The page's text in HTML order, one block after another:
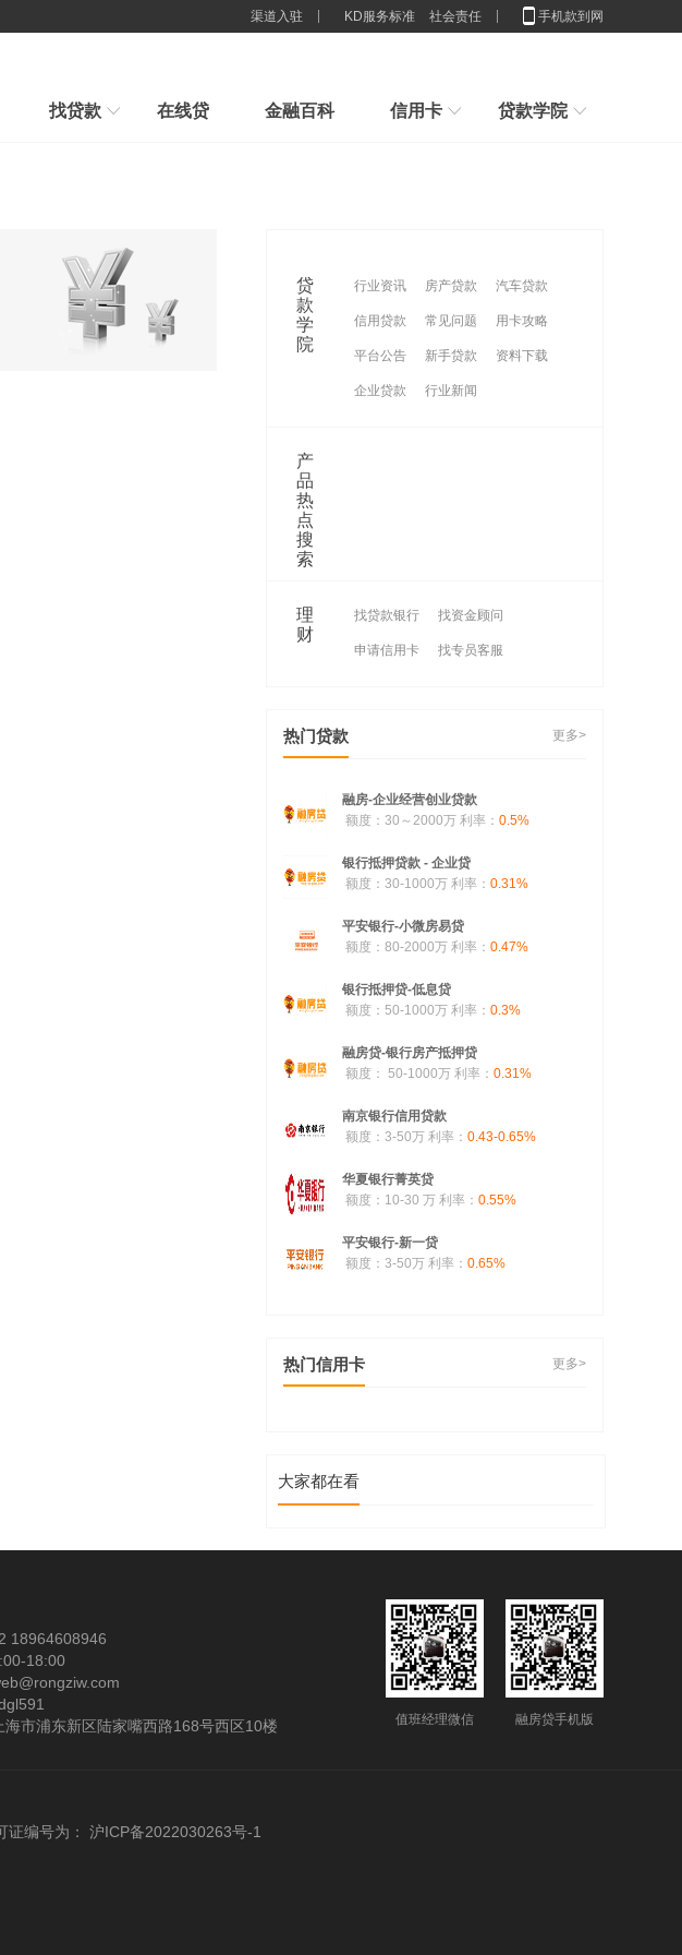
渠道入驻 KD服务标准 社会责任 手机款到网
找贷款
帮我推荐
贷”申请要求
兴业银行个人消费贷款“兴闪
闪贷”申请要求
在线贷 金融百科 信用卡 贷款学院
刚接触贷款要怎么样计算贷款利息
谈一谈这些群体不适合办理消费贷款
贷
款
学
院
行业资讯 房产贷款 汽车贷款
信用贷款 常见问题 用卡攻略
平台公告 新手贷款 资料下载
企业贷款 行业新闻
产
品
热
点
搜
索
理
财
找贷款银行 找资金顾问
申请信用卡 找专员客服
热门贷款 更多>
融房-企业经营创业贷款
额度：30～2000万 利率： 0.5%
银行抵押贷款 - 企业贷
额度：30-1000万 利率： 0.31%
平安银行-小微房易贷
额度：80-2000万 利率： 0.47%
银行抵押贷-低息贷
额度：50-1000万 利率： 0.3%
融房贷-银行房产抵押贷
额度： 50-1000万 利率： 0.31%
南京银行信用贷款
额度：3-50万 利率： 0.43-0.65%
华夏银行菁英贷
额度：10-30 万 利率： 0.55%
平安银行-新一贷
额度：3-50万 利率： 0.65%
热门信用卡 更多>
大家都在看
18964608946
18:00
海市浦东新区陆家嘴西路168号西区10楼
值班经理微信 融房贷手机版
证编号为： 沪ICP备2022030263号-1